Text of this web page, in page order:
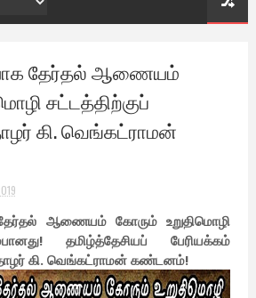
தேர்தல் ஆணையம்
சட்டத்திற்குப்
கி. வெங்கட்ராமன்
ஆணையம் கோரும் உறுதிமொழி
தமிழ்த்தேசியப் பேரியக்கம்
கி. வெங்கட்ராமன் கண்டனம்!